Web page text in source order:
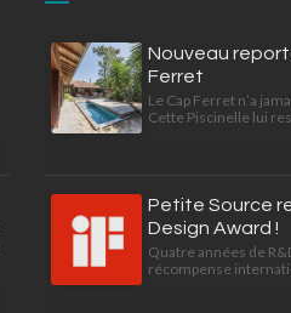
Nouveau
Ferret
Le Cap Ferret n’a
Cette Piscinelle lui
Petite Source
Design Award !
Quatre années de
récompense